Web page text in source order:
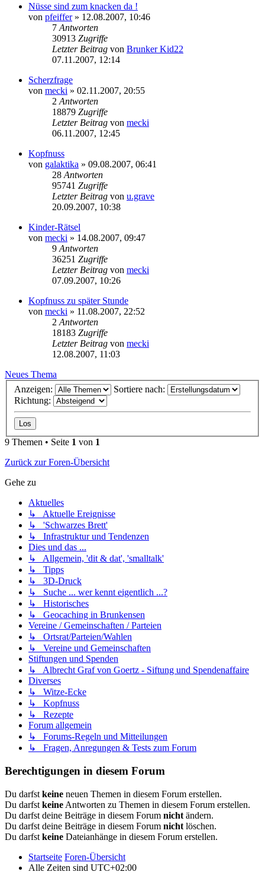
Nüsse sind zum knacken da !
von pfeiffer» 12.08.2007, 10:46
7 Antworten
30913 Zugriffe
Letzter Beitrag von Brunker Kid22
07.11.2007, 12:14
Scherzfrage
von mecki » 02.11.2007, 20:55
2 Antworten
18879 Zugriffe
Letzter Beitrag von mecki
06.11.2007, 12:45
Kopfnuss
von galaktika » 09.08.2007, 06:41
28 Antworten
95741 Zugriffe
Letzter Beitrag von u.grave
20.09.2007, 10:38
Kinder-Rätsel
von mecki » 14.08.2007, 09:47
9 Antworten
36251 Zugriffe
Letzter Beitrag von mecki
07.09.2007, 10:26
Kopfnuss zu später Stunde
von mecki » 11.08.2007, 22:52
2 Antworten
18183 Zugriffe
Letzter Beitrag von mecki
12.08.2007, 11:03
Neues Thema
Anzeigen:
Sortiere nach:
Richtung:
9 Themen • Seite 1 von 1
Zurück zur Foren-Übersicht
Gehe zu
Aktuelles
↳ Aktuelle Ereignisse
↳ 'Schwarzes Brett'
↳ Infrastruktur und Tendenzen
Dies und das ...
↳ Allgemein, 'dit & dat', 'smalltalk'
↳ Tipps
↳ 3D-Druck
↳ Suche ... wer kennt eigentlich ...?
↳ Historisches
↳ Geocaching in Brunkensen
Vereine / Gemeinschaften / Parteien
↳ Ortsrat/Parteien/Wahlen
↳ Vereine und Gemeinschaften
Stiftungen und Spenden
↳ Albrecht Graf von Goertz - Siftung und Spendenaffaire
Diverses
↳ Witze-Ecke
↳ Kopfnuss
↳ Rezepte
Forum allgemein
↳ Forums-Regeln und Mitteilungen
↳ Fragen, Anregungen & Tests zum Forum
Berechtigungen in diesem Forum
Du darfst keine neuen Themen in diesem Forum erstellen.
Du darfst keine Antworten zu Themen in diesem Forum erstellen.
Du darfst deine Beiträge in diesem Forum nicht ändern.
Du darfst deine Beiträge in diesem Forum nicht löschen.
Du darfst keine Dateianhänge in diesem Forum erstellen.
Startseite Foren-Übersicht
Alle Zeiten sind UTC+02:00